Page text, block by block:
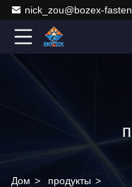
nick_zou@bozex-
Дом > продукты >